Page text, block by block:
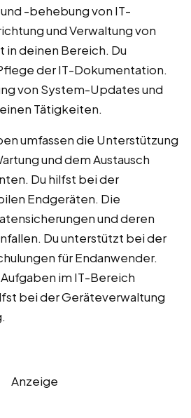
-behebung von IT-
und Verwaltung von
deinen Bereich. Du
der IT-Dokumentation.
von System-Updates und
Tätigkeiten.
umfassen die Unterstützung
und dem Austausch
Du hilfst bei der
Endgeräten. Die
und deren
Du unterstützt bei der
für Endanwender.
im IT-Bereich
bei der Geräteverwaltung
Anzeige